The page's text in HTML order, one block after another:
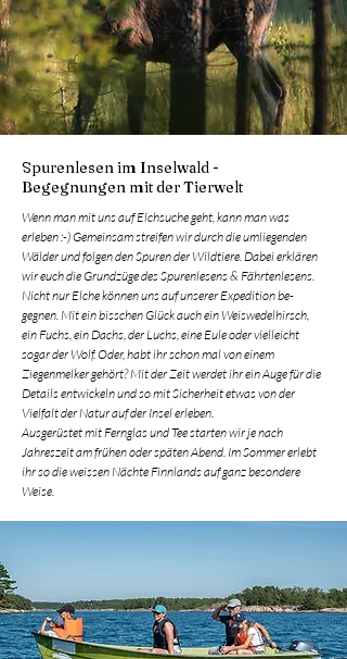
Spurenlesen im Inselwald -
Begegnungen mit der Tierwelt
Wenn man mit uns auf Elchsuche geht, kann man was
erleben :-) Gemeinsam streifen wir durch die umliegenden
Wälder und folgen den Spuren der Wildtiere. Dabei erklären
wir euch die Grundzüge des Spurenlesens & Fährtenlesens.
Nicht nur Elche können uns auf unserer Expedition be-
gegnen. Mit ein bisschen Glück auch ein Weiswedelhirsch,
ein Fuchs, ein Dachs, der Luchs, eine Eule oder vielleicht
sogar der Wolf. Oder, habt ihr schon mal von einem
Ziegenmelker gehört? Mit der Zeit werdet ihr ein Auge für die
Details entwickeln und so mit Sicherheit etwas von der
Vielfalt der Natur auf der Insel erleben.
Ausgerüstet mit Fernglas und Tee starten wir je nach
Jahreszeit am frühen oder späten Abend. Im Sommer erlebt
ihr so die weissen Nächte Finnlands auf ganz besondere
Weise.